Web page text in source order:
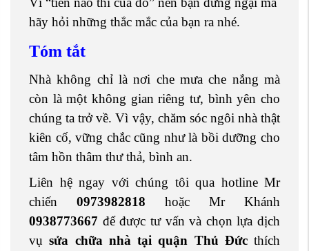
hãy hỏi những thắc mắc của bạn ra nhé.
Tóm tắt
Nhà không chỉ là nơi che mưa che nắng mà
còn là một không gian riêng tư, bình yên cho
chúng ta trở về. Vì vậy, chăm sóc ngôi nhà thật
kiên cố, vững chắc cũng như là bồi dưỡng cho
tâm hồn thâm thư thả, bình an.
Liên hệ ngay với chúng tôi qua hotline Mr
chiến 0973982818 hoặc Mr Khánh
0938773667 để được tư vấn và chọn lựa dịch
vụ sửa chữa nhà tại quận Thủ Đức thích